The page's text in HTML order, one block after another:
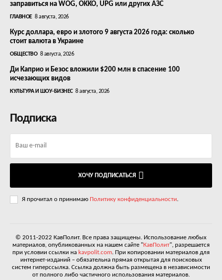
заправиться на WOG, OKKO, UPG или других АЗС
ГЛАВНОЕ 8 августа, 2026
Курс доллара, евро и злотого 9 августа 2026 года: сколько
стоит валюта в Украине
ОБЩЕСТВО 8 августа, 2026
Ди Каприо и Безос вложили $200 млн в спасение 100
исчезающих видов
КУЛЬТУРА И ШОУ-БИЗНЕС 8 августа, 2026
Подписка
ХОЧУ ПОДПИСАТЬСЯ
Я прочитал о принимаю Политику конфиденциальности.
© 2011-2022 КавПолит. Все права защищены. Использование любых
материалов, опубликованных на нашем сайте "КавПолит", разрешается
при условии ссылки на kavpolit.com. При копировании материалов для
интернет-изданий – обязательна прямая открытая для поисковых
систем гиперссылка. Ссылка должна быть размещена в независимости
от полного либо частичного использования материалов.